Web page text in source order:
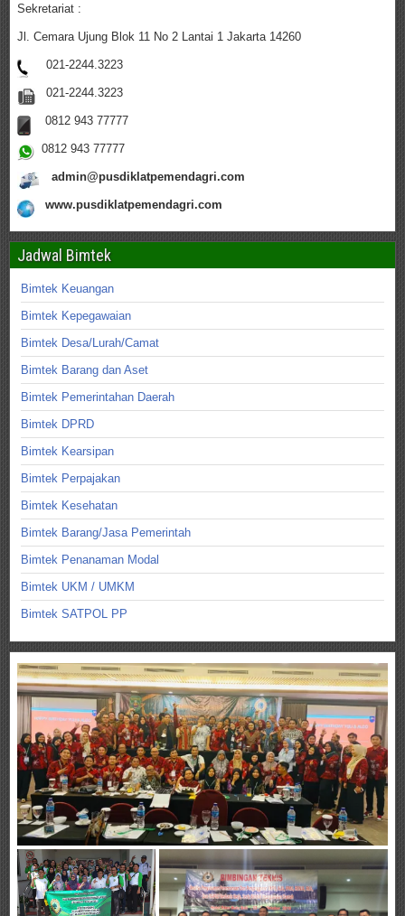
Sekretariat :
Jl. Cemara Ujung Blok 11 No 2 Lantai 1 Jakarta 14260
021-2244.3223
021-2244.3223
0812 943 77777
0812 943 77777
admin@pusdiklatpemendagri.com
www.pusdiklatpemendagri.com
Jadwal Bimtek
Bimtek Keuangan
Bimtek Kepegawaian
Bimtek Desa/Lurah/Camat
Bimtek Barang dan Aset
Bimtek Pemerintahan Daerah
Bimtek DPRD
Bimtek Kearsipan
Bimtek Perpajakan
Bimtek Kesehatan
Bimtek Barang/Jasa Pemerintah
Bimtek Penanaman Modal
Bimtek UKM / UMKM
Bimtek SATPOL PP